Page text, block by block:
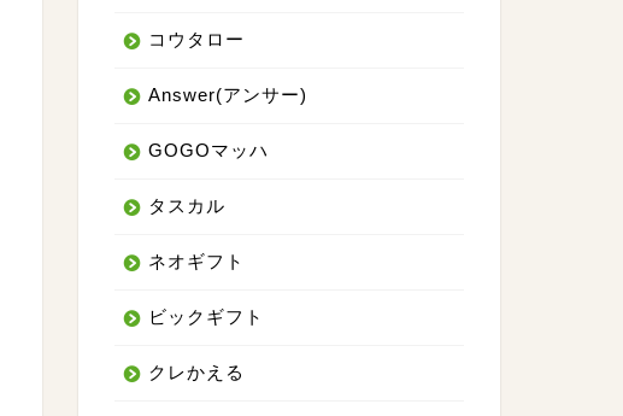
コウタロー
Answer(アンサー)
GOGOマッハ
タスカル
ネオギフト
ビックギフト
クレかえる